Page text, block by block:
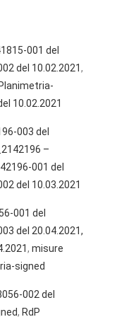
001 del
del 10.02.2021,
10.02.2021
003 del
–
001 del
del 10.03.2021
001 del
del 20.04.2021,
, misure
signed
002 del
, RdP